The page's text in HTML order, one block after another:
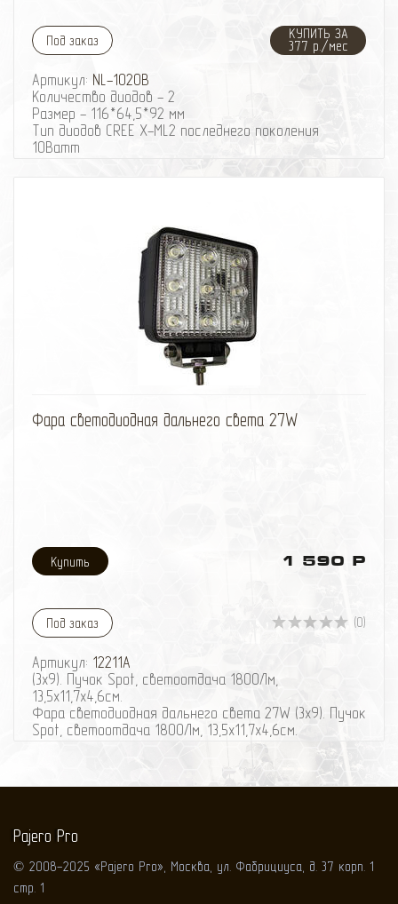
Под заказ
КУПИТЬ ЗА
377 р./мес
Артикул: NL-1020B
Количество диодов - 2
Размер - 116*64,5*92 мм
Тип диодов CREE X-ML2 последнего поколения
10Ватт
Рабочие напряжение 9-70 вольт
Потребляемый ток при 12 вольт, А 1,67
Размер длина, высота, глубина 116*64,5*92 мм
Влагозащищенность ip 68
Фара светодиодная дальнего света 27W
1 590 Р
Под заказ (0)
Артикул: 12211A
(3х9). Пучок Spot, светоотдача 1800Лм,
13,5х11,7х4,6см.
Фара светодиодная дальнего света 27W (3х9). Пучок
Spot, светоотдача 1800Лм, 13,5х11,7х4,6см.
Pajero Pro
© 2008-2025 «Pajero Pro», Москва, ул. Фабрициуса, д. 37 корп. 1
стр. 1